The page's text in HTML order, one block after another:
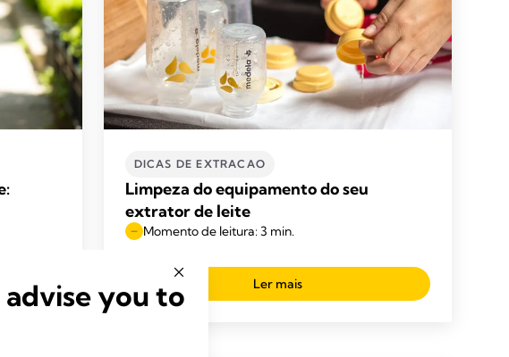
DICAS DE EXTRACAO
Limpeza do equipamento do seu
extrator de leite
Momento de leitura: 3 min.
Ler mais
you to